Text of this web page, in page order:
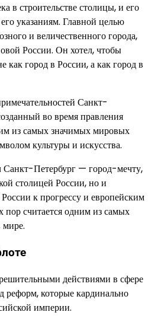
в строительстве столицы, и его
указаниям. Главной целью
и величественного города,
России. Он хотел, чтобы
как город в России, а как город в
Санкт-
во время правления
из самых значимых мировых
культуры и искусства.
Санкт-Петербург — город-мечту,
столицей России, но и
к прогрессу и европейским
пор считается одним из самых
мире.
действиями в сфере
реформ, которые кардинально
империи.